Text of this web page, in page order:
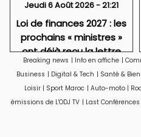
Jeudi 6 Août 2026 - 21:21
Loi de finances 2027 : les
prochains « ministres »
ont déjà reçu la lettre
de cadrage
Breaking news | Info en affiche |
Business | Digital & Tech | Santé &
Loisir | Sport Maroc | Auto-moto |
émissions de L'ODJ TV | Last